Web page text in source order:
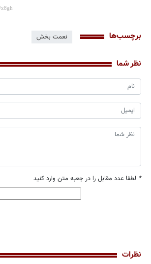
برچسب‌ها نعمت بخش
نظر شما
* لطفا عدد مقابل را در جعبه متن وارد کنید
نظرات